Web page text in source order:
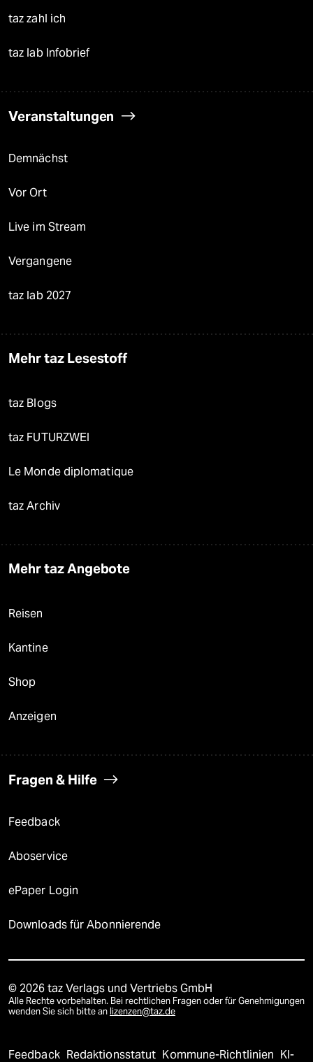
taz zahl ich
taz lab Infobrief
Veranstaltungen
Demnächst
Vor Ort
Live im Stream
Vergangene
taz lab 2027
Mehr taz Lesestoff
taz Blogs
taz FUTURZWEI
Le Monde diplomatique
taz Archiv
Mehr taz Angebote
Reisen
Kantine
Shop
Anzeigen
Fragen & Hilfe
Feedback
Aboservice
ePaper Login
Downloads für Abonnierende
© 2026 taz Verlags und Vertriebs GmbH
Alle Rechte vorbehalten. Bei rechtlichen Fragen oder für Genehmigungen
wenden Sie sich bitte an lizenzen@taz.de
Feedback Redaktionsstatut Kommune-Richtlinien KI-